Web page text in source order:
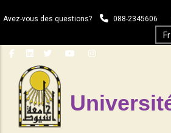
au
principal
Avez-vous des questions? 088-2345606